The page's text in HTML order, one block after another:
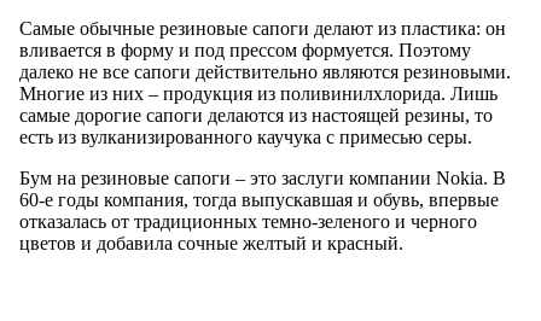
Самые обычные резиновые сапоги делают из пластика: он
вливается в форму и под прессом формуется. Поэтому
далеко не все сапоги действительно являются резиновыми.
Многие из них – продукция из поливинилхлорида. Лишь
самые дорогие сапоги делаются из настоящей резины, то
есть из вулканизированного каучука с примесью серы.
Бум на резиновые сапоги – это заслуги компании Nokia. В
60-е годы компания, тогда выпускавшая и обувь, впервые
отказалась от традиционных темно-зеленого и черного
цветов и добавила сочные желтый и красный.